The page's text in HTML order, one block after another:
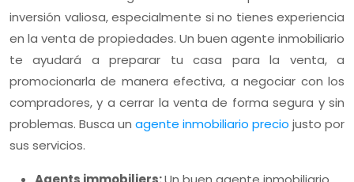
inversión valiosa, especialmente si no tienes experiencia
en la venta de propiedades. Un buen agente inmobiliario
te ayudará a preparar tu casa para la venta, a
promocionarla de manera efectiva, a negociar con los
compradores, y a cerrar la venta de forma segura y sin
problemas. Busca un agente inmobiliario precio justo por
sus servicios.